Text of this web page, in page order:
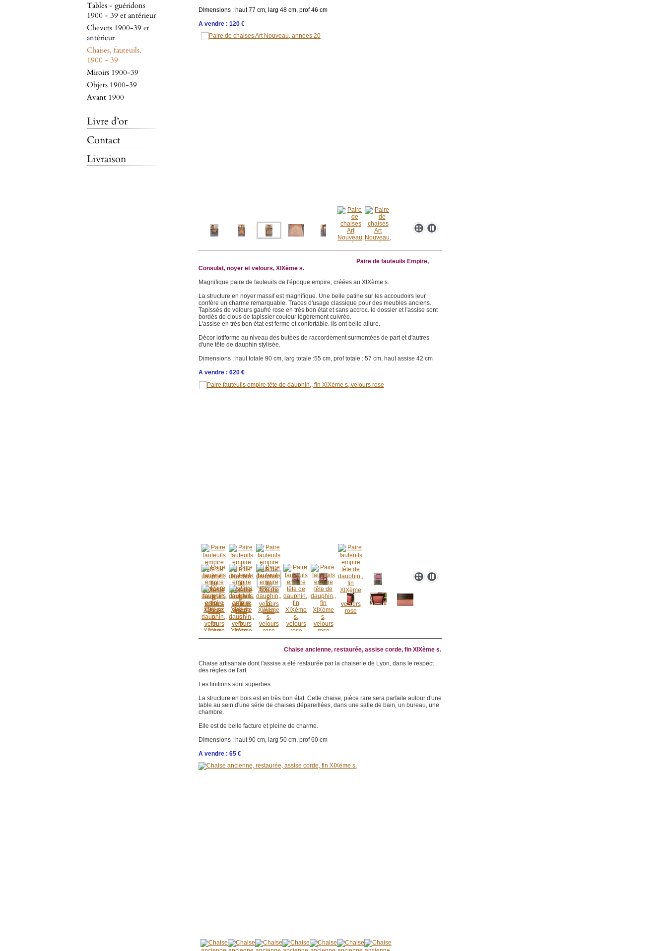
Tables - guéridons
1900 - 39 et antérieur
Chevets 1900-39 et
antérieur
Chaises, fauteuils,
1900 - 39
Miroirs 1900-39
Objets 1900-39
Avant 1900
Livre d’or
Contact
Livraison
DImensions : haut 77 cm, larg 48 cm, prof 46 cm
A vendre : 120 €
Paire de fauteuils Empire,
Consulat, noyer et velours, XIXème s.
Magnifique paire de fauteuils de l'époque empire, créées au XIXème s.
La structure en noyer massif est magnifique. Une belle patine sur les accoudoirs leur
confère un charme remarquable. Traces d'usage classique pour des meubles anciens.
Tapissés de velours gaufré rose en très bon état et sans accroc. le dossier et l'assise sont
bordés de clous de tapissier couleur légèrement cuivrée.
L'assise en très bon état est ferme et confortable. Ils ont belle allure.
Décor lotiforme au niveau des butées de raccordement surmontées de part et d'autres
d'une tête de dauphin stylisée.
Dimensions : haut totale 90 cm, larg totale :55 cm, prof totale : 57 cm, haut assise 42 cm
A vendre : 620 €
Chaise ancienne, restaurée, assise corde, fin XIXème s.
Chaise artisanale dont l'assise a été restaurée par la chaiserie de Lyon, dans le respect
des règles de l'art.
Les finitions sont superbes.
La structure en bois est en très bon état. Cette chaise, pièce rare sera parfaite autour d'une
table au sein d'une série de chaises dépareillées, dans une salle de bain, un bureau, une
chambre.
Elle est de belle facture et pleine de charme.
DImensions : haut 90 cm, larg 50 cm, prof 60 cm
A vendre : 65 €